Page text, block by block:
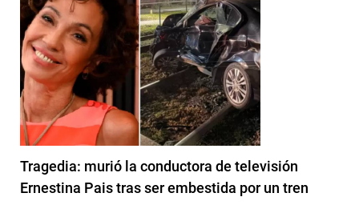
Tragedia: murió la conductora de televisión
Ernestina Pais tras ser embestida por un tren